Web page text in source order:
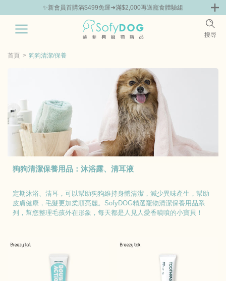
✨新會員首購滿$499免運➜滿$2,000再送寵食體驗組
搜尋
鮮 零食專區 飼料 | 凍乾優惠組
首頁 狗狗清潔/保養
狗狗清潔保養用品：沐浴露、清耳液
定期沐浴、清耳，可以幫助狗狗維持身體清潔，減少異味產生，幫助
皮膚健康，毛髮更加柔順亮麗。SofyDOG精選寵物清潔保養用品系
列，幫您整理毛孩外在形象，每天都是人見人愛香噴噴的小寶貝！